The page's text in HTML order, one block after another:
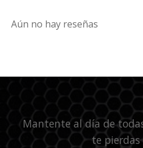
Aún no hay reseñas
Mantente al día de
te pierdas